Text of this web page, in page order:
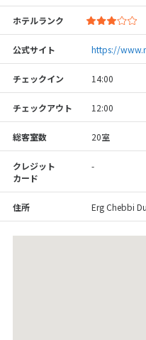
ホテルランク
公式サイト https://
チェックイン 14:00
チェックアウト 12:00
総客室数 20室
クレジット
カード
-
住所 Erg Chebbi